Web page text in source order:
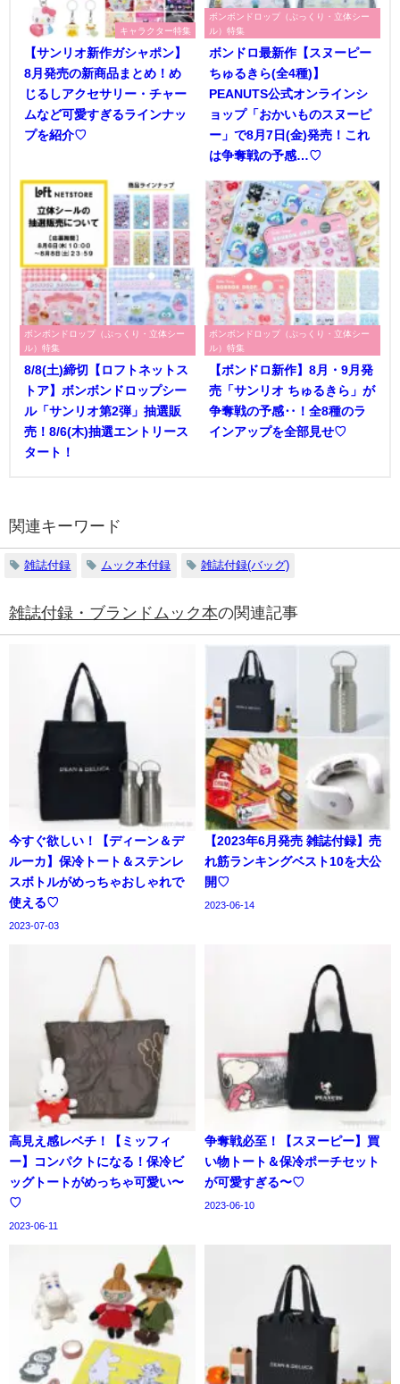
キャラクター特集
【サンリオ新作ガシャポン】
8月発売の新商品まとめ！め
じるしアクセサリー・チャー
ムなど可愛すぎるラインナッ
プを紹介♡
ボンボンドロップ（ぷっくり・立体シー
ル）特集
ボンドロ最新作【スヌーピー
ちゅるきら(全4種)】
PEANUTS公式オンラインシ
ョップ「おかいものスヌーピ
ー」で8月7日(金)発売！これ
は争奪戦の予感…♡
ボンボンドロップ（ぷっくり・立体シー
ル）特集
8/8(土)締切【ロフトネットス
トア】ボンボンドロップシー
ル「サンリオ第2弾」抽選販
売！8/6(木)抽選エントリース
タート！
ボンボンドロップ（ぷっくり・立体シー
ル）特集
【ボンドロ新作】8月・9月発
売「サンリオ ちゅるきら」が
争奪戦の予感‥！全8種のラ
インアップを全部見せ♡
関連キーワード
雑誌付録 ムック本付録 雑誌付録(バッグ)
雑誌付録・ブランドムック本の関連記事
今すぐ欲しい！【ディーン＆デ
ルーカ】保冷トート＆ステンレ
スボトルがめっちゃおしゃれで
使える♡
2023-07-03
【2023年6月発売 雑誌付録】売
れ筋ランキングベスト10を大公
開♡
2023-06-14
高見え感レベチ！【ミッフィ
ー】コンパクトになる！保冷ビ
ッグトートがめっちゃ可愛い〜
♡
2023-06-11
争奪戦必至！【スヌーピー】買
い物トート＆保冷ポーチセット
が可愛すぎる〜♡
2023-06-10